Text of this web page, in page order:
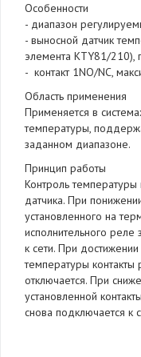
Особенности
- диапазон
- выносной датчик
элемента KTY81/210),
- контакт 1NO/NC,
Область применения
Применяется в
температуры,
заданном диапазоне.
Принцип работы
Контроль температуры
датчика. При
установленного на
исполнительного реле
к сети. При
температуры контакты
отключается. При
установленной
снова подключается к